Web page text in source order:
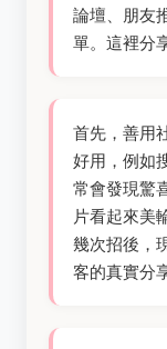
論壇、朋友
單。這裡分
首先，善用
好用，例如
常會發現驚
片看起來美
幾次招後，
客的真實分享